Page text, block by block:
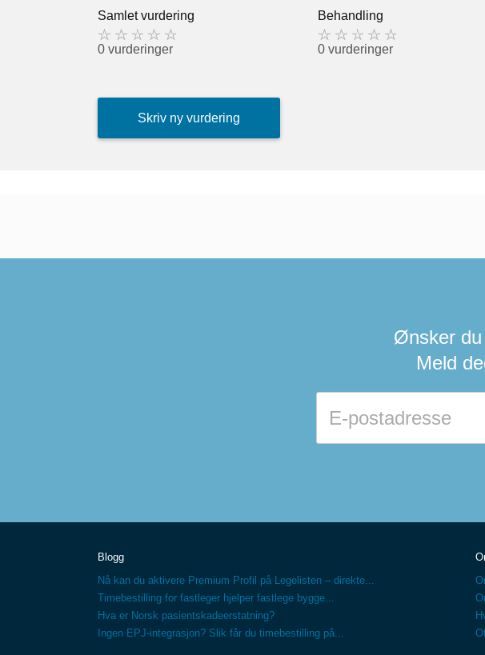
Samlet vurdering
0 vurderinger
Behandling
0 vurderinger
Skriv ny vurdering
Ønsker du
Meld
Blogg
Nå kan du aktivere Premium Profil på Legelisten – direkte...
Timebestilling for fastleger hjelper fastlege bygge...
Hva er Norsk pasientskadeerstatning?
Ingen EPJ-integrasjon? Slik får du timebestilling på...